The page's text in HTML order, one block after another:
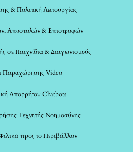
& Πολιτική Λειτουργίας
Αποστολών & Επιστροφών
σε Παιχνίδια & Διαγωνισμούς
Παραχώρησης Video
Απορρήτου Chatbots
Τεχνητής Νοημοσύνης
προς το Περιβάλλον